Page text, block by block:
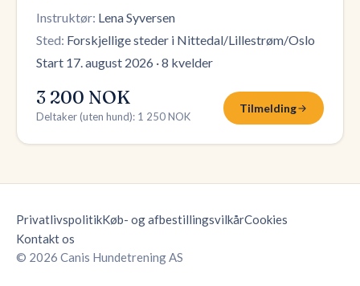
Instruktør: Lena Syversen
Sted: Forskjellige steder i Nittedal/Lillestrøm/Oslo
Start 17. august 2026 ·8 kvelder
3 200 NOK
Deltaker (uten hund): 1 250 NOK
Tilmelding
PrivatlivspolitikKøb- og afbestillingsvilkårCookies
Kontakt os
© 2026 Canis Hundetrening AS